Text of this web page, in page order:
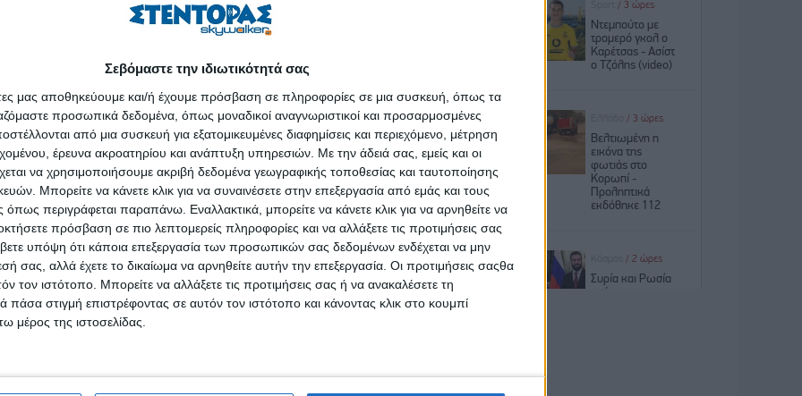
Σεβόμαστε την ιδιωτικότητά σας
μας αποθηκεύουμε και/ή έχουμε πρόσβαση σε πληροφορίες σε μια συσκευή, όπως τα
προσωπικά δεδομένα, όπως μοναδικοί αναγνωριστικοί και προσαρμοσμένες
από μια συσκευή για εξατομικευμένες διαφημίσεις και περιεχόμενο, μέτρηση
έρευνα ακροατηρίου και ανάπτυξη υπηρεσιών. Με την άδειά σας, εμείς και οι
να χρησιμοποιήσουμε ακριβή δεδομένα γεωγραφικής τοποθεσίας και ταυτοποίησης
Μπορείτε να κάνετε κλικ για να συναινέσετε στην επεξεργασία από εμάς και τους
περιγράφεται παραπάνω. Εναλλακτικά, μπορείτε να κάνετε κλικ για να αρνηθείτε να
πρόσβαση σε πιο λεπτομερείς πληροφορίες και να αλλάξετε τις προτιμήσεις σας
υπόψη ότι κάποια επεξεργασία των προσωπικών σας δεδομένων ενδέχεται να μην
σας, αλλά έχετε το δικαίωμα να αρνηθείτε αυτήν την επεξεργασία. Οι προτιμήσεις σαςθα
τον ιστότοπο. Μπορείτε να αλλάξετε τις προτιμήσεις σας ή να ανακαλέσετε τη
στιγμή επιστρέφοντας σε αυτόν τον ιστότοπο και κάνοντας κλικ στο κουμπί
μέρος της ιστοσελίδας.
ταμεία και τράπεζες, ο. Σταϊκούρας τόνισε ότι για πρώτη φορά η
ευκαιρίας για νοικοκυριά και επιχειρήσεις, σε πολλά διαφορετικά
προσέρχεται ένας πολίτης που κινδυνεύει να γίνει "κόκκινος", να ελέγχει τα
με τον οποίο μπορεί να κάνει ρυθμίσεις. Στη συνέχεια υπάρχει το πλαίσιο
των ευάλωτων νοικοκυριών, όπως οι 240 δόσεις για το σύνολο των
υπάρχουν προβλέψεις για την ανάκτηση της περιουσίας», τόνισε ο
που αναφέρουν ότι ο αριθμός των επιχειρήσεων που έκλεισαν το 2020 είναι
ότι αυτό οφείλεται εν πολλοίς στα μέτρα στήριξης της οικονομίας.
μόνο η διατήρηση των επιχειρήσεων, αλλά και η διατήρηση του διαθέσιμου
και αναφέρθηκε σε ευρωπαϊκή μελέτη που δείχνει πως η Ελλάδα είναι η
εισοδήματος στον ιδιωτικό τομέα.